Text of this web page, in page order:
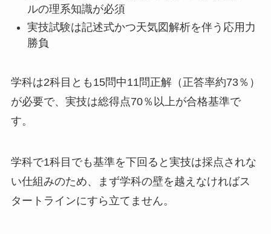
ルの理系知識が必須
実技試験は記述式かつ天気図解析を伴う応用力
勝負
学科は2科目とも15問中11問正解（正答率約73％）
が必要で、実技は総得点70％以上が合格基準で
す。
学科で1科目でも基準を下回ると実技は採点されな
い仕組みのため、まず学科の壁を越えなければス
タートラインにすら立てません。